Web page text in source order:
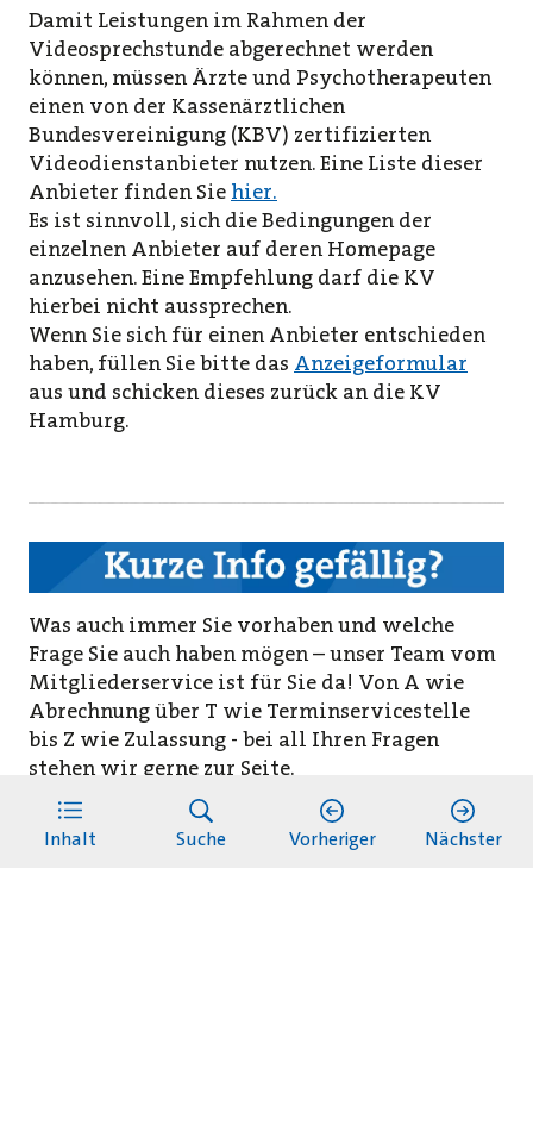
Inhalt Suche Vorheriger Nächster
Damit Leistungen im Rahmen der
Videosprechstunde abgerechnet werden
können, müssen Ärzte und Psychotherapeuten
einen von der Kassenärztlichen
Bundesvereinigung (KBV) zertifizierten
Videodienstanbieter nutzen. Eine Liste dieser
Anbieter finden Sie hier.
Es ist sinnvoll, sich die Bedingungen der
einzelnen Anbieter auf deren Homepage
anzusehen. Eine Empfehlung darf die KV
hierbei nicht aussprechen.
Wenn Sie sich für einen Anbieter entschieden
haben, füllen Sie bitte das Anzeigeformular
aus und schicken dieses zurück an die KV
Hamburg.
Was auch immer Sie vorhaben und welche
Frage Sie auch haben mögen – unser Team vom
Mitgliederservice ist für Sie da! Von A wie
Abrechnung über T wie Terminservicestelle
bis Z wie Zulassung - bei all Ihren Fragen
stehen wir gerne zur Seite.
MITGLIEDERSERVICE
Wir begleiten Sie
durch das KV-System.